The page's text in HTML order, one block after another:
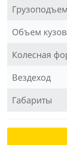
Объем
Колесная
Вездеход
Габариты